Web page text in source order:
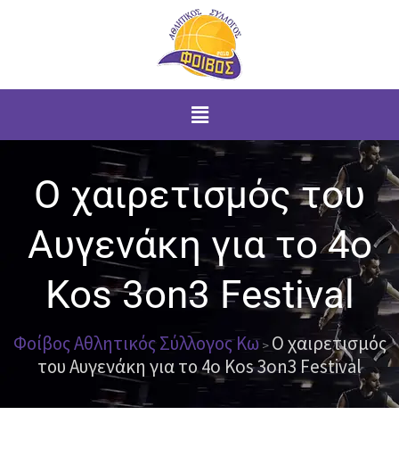
Menu
Ο χαιρετισμός του
Αυγενάκη για το 4o
Kos 3on3 Festival
Φοίβος Αθλητικός Σύλλογος Κω> Ο χαιρετισμός
του Αυγενάκη για το 4o Kos 3on3 Festival